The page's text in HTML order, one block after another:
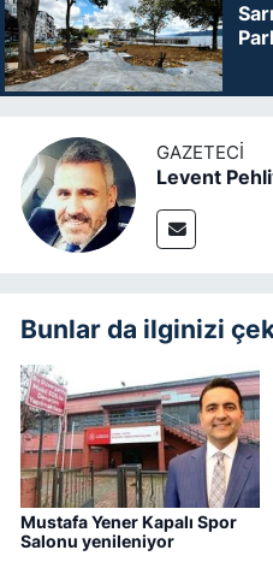
GAZETECI
Levent
Bunlar da ilginizi
Mustafa Yener Kapalı Spor
Salonu yenileniyor